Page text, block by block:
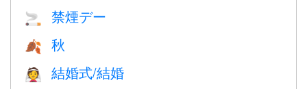
🚬 禁煙デー
🍂 秋
👰 結婚式/結婚